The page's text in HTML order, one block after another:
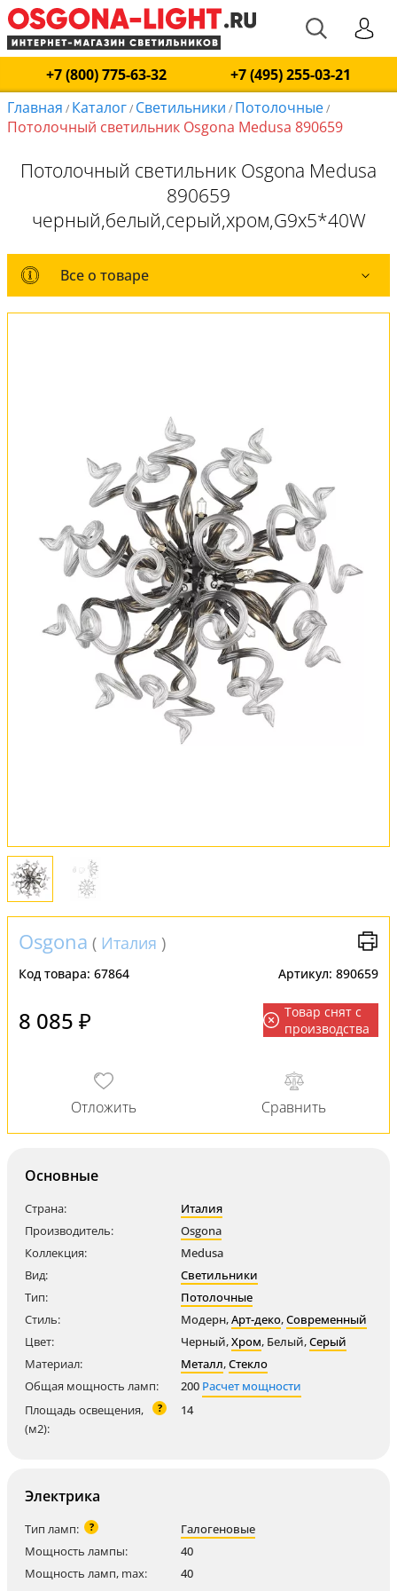
+7 (800) 775-63-32
+7 (495) 255-03-21
Главная / Каталог/ Светильники / Потолочные/
Потолочный светильник Osgona Medusa 890659
Потолочный светильник Osgona Medusa
890659
черный,белый,серый,хром,G9x5*40W
Все о товаре
Все о товаре
Оплата и доставка
Обмен и возврат
Установка
FAQ
Отзывы
Osgona ( Италия )
Код товара: 67864 Артикул: 890659
8 085 ₽
Товар снят с
производства
Основные
Страна:
Италия
Производитель:
Osgona
Коллекция:
Medusa
Вид:
Светильники
Тип:
Потолочные
Стиль:
Модерн,Арт-деко,Современный
Цвет:
Черный,Хром, Белый,Серый
Материал:
Металл,Стекло
Общая мощность ламп:
200 Расчет мощности
Площадь освещения,
(м2):
? 14
Электрика
Тип ламп: ?
Галогеновые
Мощность лампы:
40
Мощность ламп, max:
40